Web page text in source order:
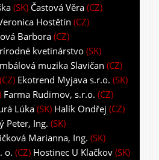
(SK) Častová Věra (CZ)
Hostětín (CZ)
Barbora(CZ)
kvetinárstvo(SK)
muzika Slavičan (CZ)
Ekotrend Myjava s.r.o. (SK)
Farma Rudimov, s.r.o. (CZ)
Lúka(SK) Halík Ondřej (CZ)
Peter, Ing. (SK)
Marianna, Ing. (SK)
o. (CZ) Hostinec U Klačkov (SK)